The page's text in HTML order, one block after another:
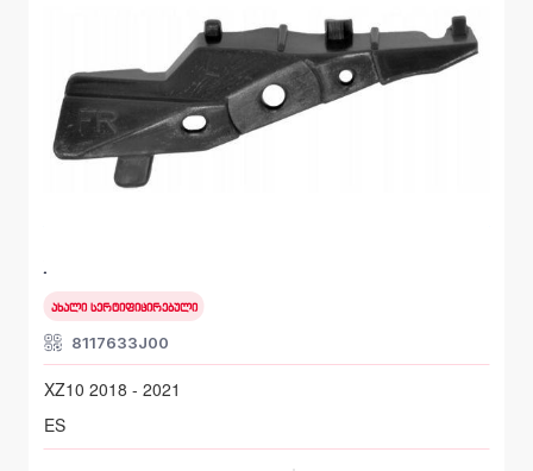
წინა მარცხენა, სალასკა ფარის
XZ10 2018 - 2021
ახალი სერტიფიცირებული
8117633J00
XZ10 2018 - 2021
ES